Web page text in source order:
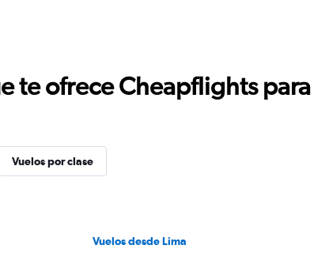
te ofrece Cheapflights para
Vuelos por clase
Vuelos desde Lima